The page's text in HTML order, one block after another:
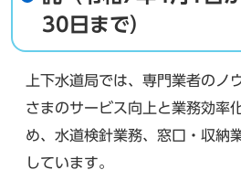
30日まで）
上下水道局では、専門業者のノ
さまのサービス向上と業務効率
め、水道検針業務、窓口・収納
しています。